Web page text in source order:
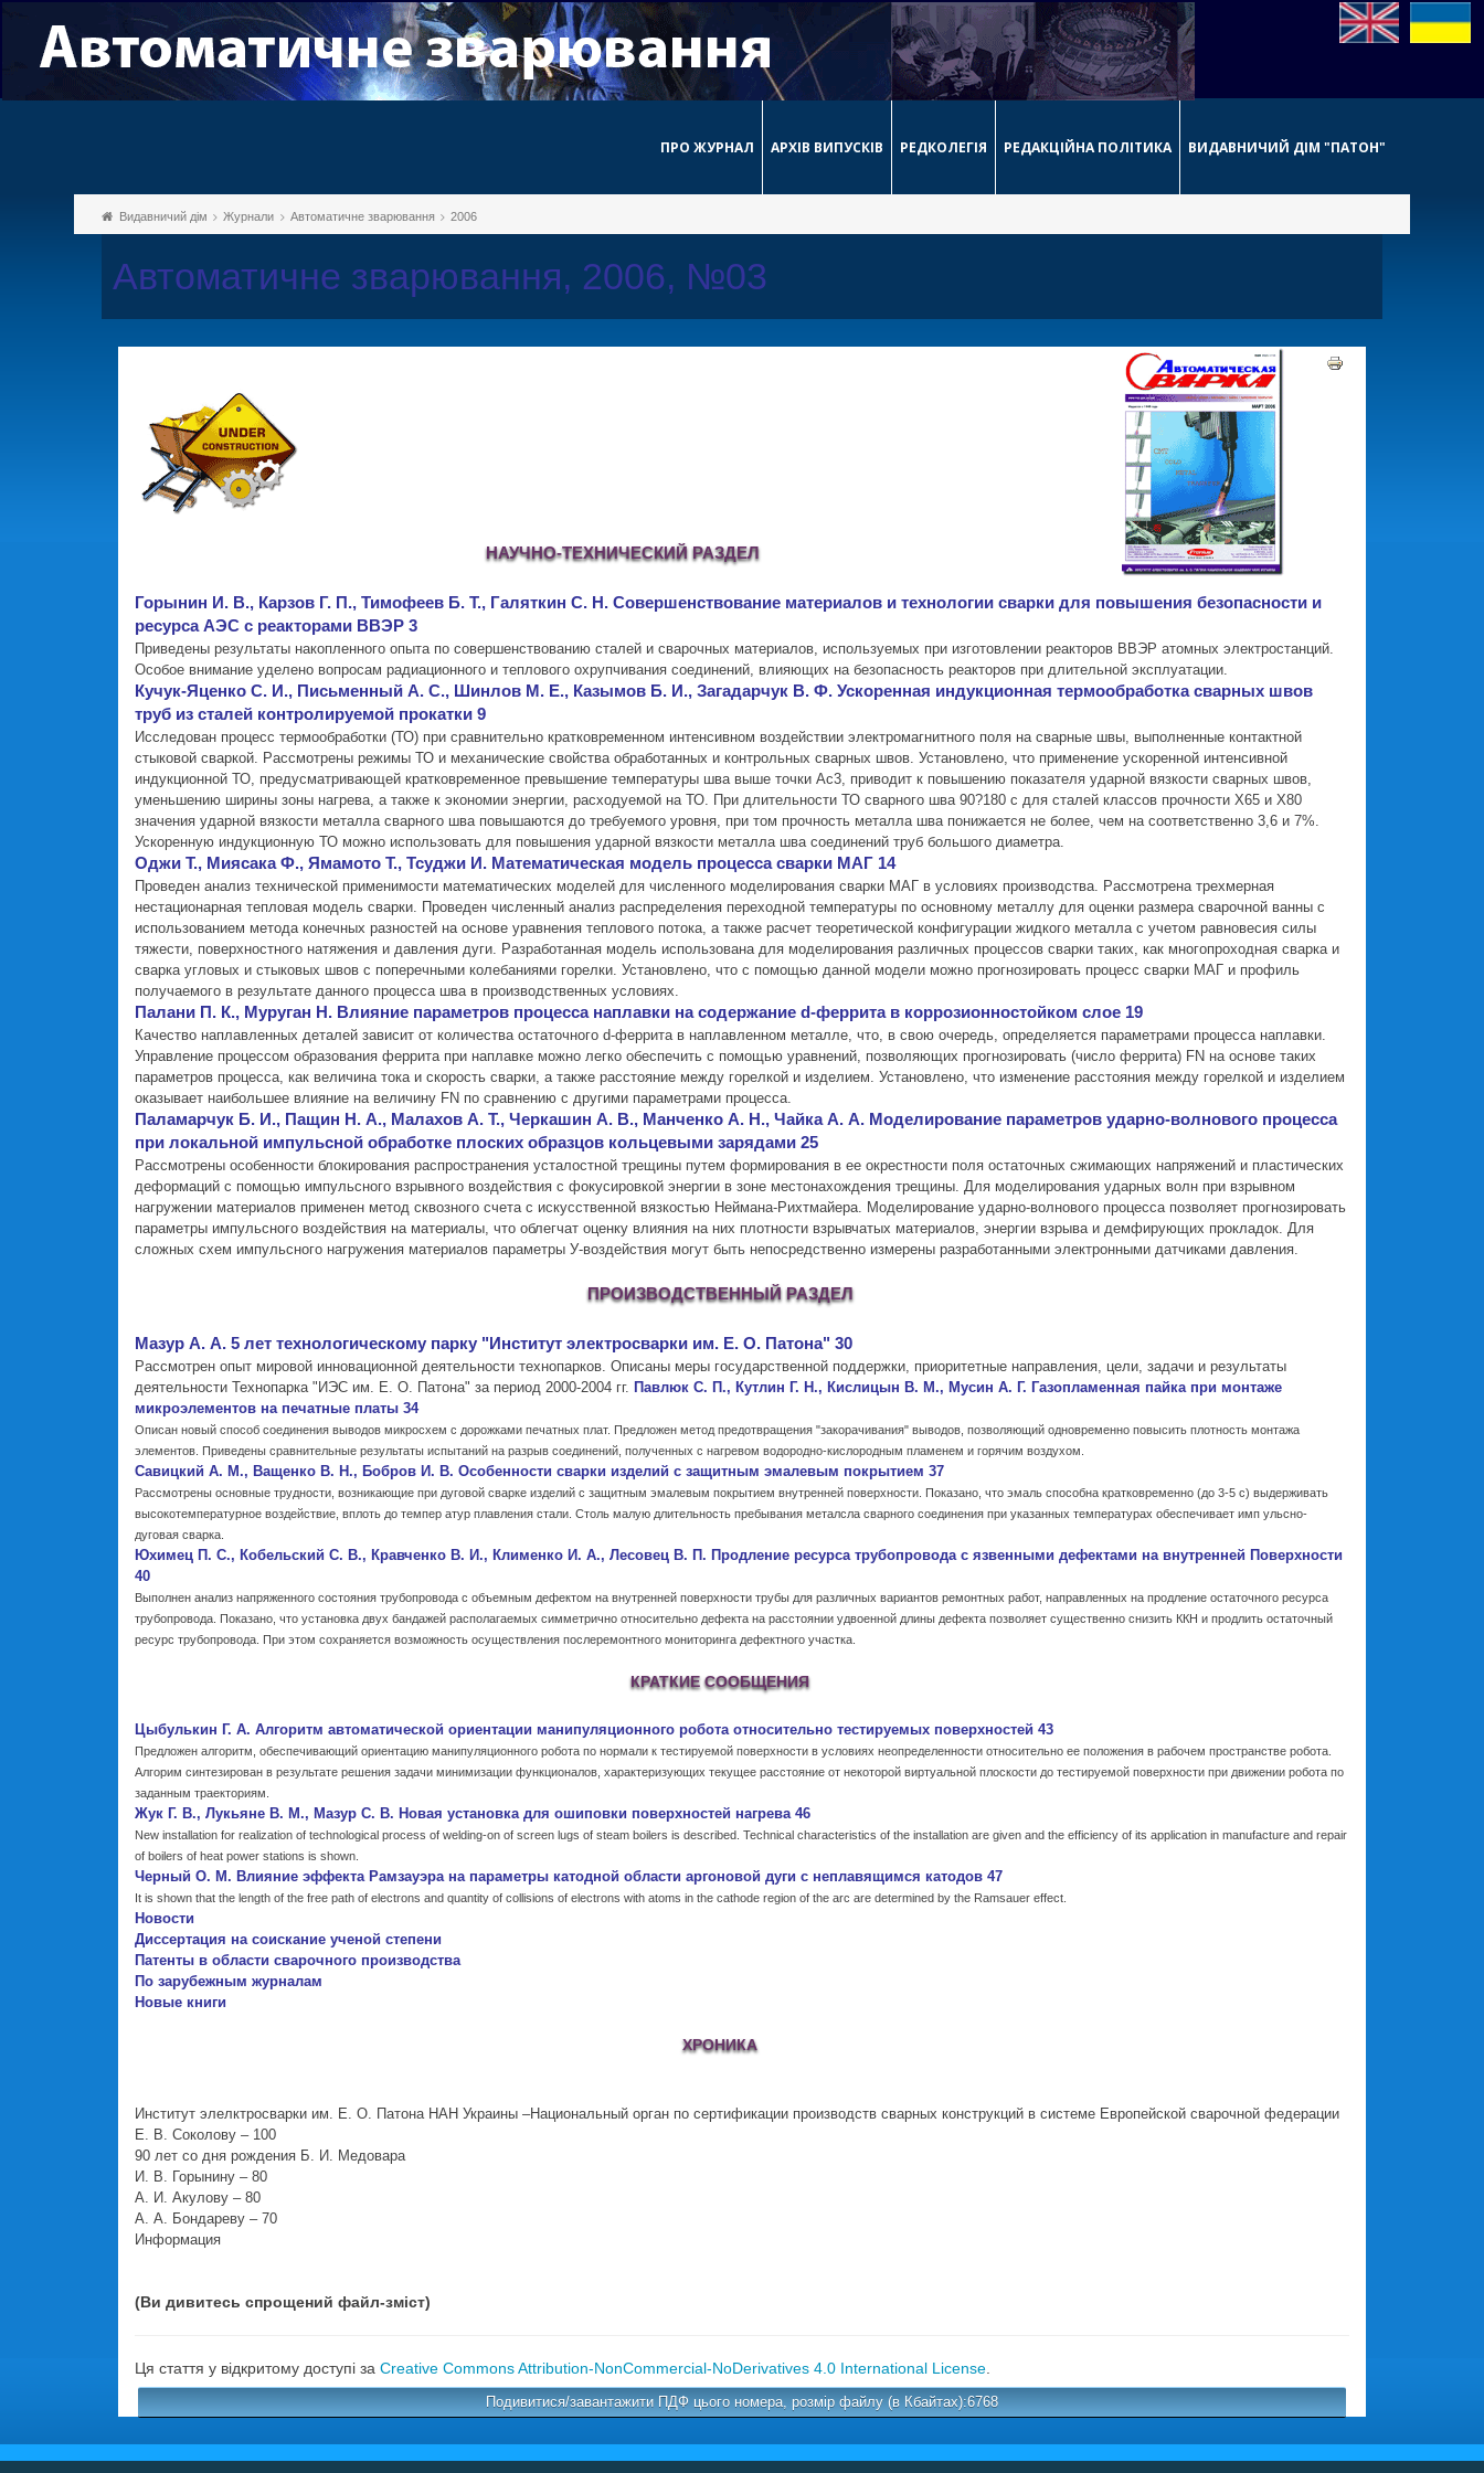
ПРО ЖУРНАЛ АРХІВ ВИПУСКІВ РЕДКОЛЕГІЯ РЕДАКЦІЙНА ПОЛІТИКА ВИДАВНИЧИЙ ДІМ "ПАТОН"
Видавничий дім Журнали Автоматичне зварювання 2006
Автоматичне зварювання, 2006, №03
НАУЧНО-ТЕХНИЧЕСКИЙ РАЗДЕЛ
Горынин И. В., Карзов Г. П., Тимофеев Б. Т., Галяткин С. Н. Совершенствование материалов и технологии сварки для повышения безопасности и
ресурса АЭС с реакторами ВВЭР 3
Приведены результаты накопленного опыта по совершенствованию сталей и сварочных материалов, используемых при изготовлении реакторов ВВЭР атомных электростанций.
Особое внимание уделено вопросам радиационного и теплового охрупчивания соединений, влияющих на безопасность реакторов при длительной эксплуатации.
Кучук-Яценко С. И., Письменный А. С., Шинлов М. Е., Казымов Б. И., Загадарчук В. Ф. Ускоренная индукционная термообработка сварных швов
труб из сталей контролируемой прокатки 9
Исследован процесс термообработки (ТО) при сравнительно кратковременном интенсивном воздействии электромагнитного поля на сварные швы, выполненные контактной
стыковой сваркой. Рассмотрены режимы ТО и механические свойства обработанных и контрольных сварных швов. Установлено, что применение ускоренной интенсивной
индукционной ТО, предусматривающей кратковременное превышение температуры шва выше точки Aс3, приводит к повышению показателя ударной вязкости сварных швов,
уменьшению ширины зоны нагрева, а также к экономии энергии, расходуемой на ТО. При длительности ТО сварного шва 90?180 с для сталей классов прочности Х65 и Х80
значения ударной вязкости металла сварного шва повышаются до требуемого уровня, при том прочность металла шва понижается не более, чем на соответственно 3,6 и 7%.
Ускоренную индукционную ТО можно использовать для повышения ударной вязкости металла шва соединений труб большого диаметра.
Оджи Т., Миясака Ф., Ямамото Т., Тсуджи И. Математическая модель процесса сварки МАГ 14
Проведен анализ технической применимости математических моделей для численного моделирования сварки МАГ в условиях производства. Рассмотрена трехмерная
нестационарная тепловая модель сварки. Проведен численный анализ распределения переходной температуры по основному металлу для оценки размера сварочной ванны с
использованием метода конечных разностей на основе уравнения теплового потока, а также расчет теоретической конфигурации жидкого металла с учетом равновесия силы
тяжести, поверхностного натяжения и давления дуги. Разработанная модель использована для моделирования различных процессов сварки таких, как многопроходная сварка и
сварка угловых и стыковых швов с поперечными колебаниями горелки. Установлено, что с помощью данной модели можно прогнозировать процесс сварки МАГ и профиль
получаемого в результате данного процесса шва в производственных условиях.
Палани П. К., Муруган Н. Влияние параметров процесса наплавки на содержание d-феррита в коррозионностойком слое 19
Качество наплавленных деталей зависит от количества остаточного d-феррита в наплавленном металле, что, в свою очередь, определяется параметрами процесса наплавки.
Управление процессом образования феррита при наплавке можно легко обеспечить с помощью уравнений, позволяющих прогнозировать (число феррита) FN на основе таких
параметров процесса, как величина тока и скорость сварки, а также расстояние между горелкой и изделием. Установлено, что изменение расстояния между горелкой и изделием
оказывает наибольшее влияние на величину FN по сравнению с другими параметрами процесса.
Паламарчук Б. И., Пащин Н. А., Малахов А. Т., Черкашин А. В., Манченко А. Н., Чайка А. А. Моделирование параметров ударно-волнового процесса
при локальной импульсной обработке плоских образцов кольцевыми зарядами 25
Рассмотрены особенности блокирования распространения усталостной трещины путем формирования в ее окрестности поля остаточных сжимающих напряжений и пластических
деформаций с помощью импульсного взрывного воздействия с фокусировкой энергии в зоне местонахождения трещины. Для моделирования ударных волн при взрывном
нагружении материалов применен метод сквозного счета с искусственной вязкостью Неймана-Рихтмайера. Моделирование ударно-волнового процесса позволяет прогнозировать
параметры импульсного воздействия на материалы, что облегчат оценку влияния на них плотности взрывчатых материалов, энергии взрыва и демфирующих прокладок. Для
сложных схем импульсного нагружения материалов параметры У-воздействия могут быть непосредственно измерены разработанными электронными датчиками давления.
ПРОИЗВОДСТВЕННЫЙ РАЗДЕЛ
Мазур А. А. 5 лет технологическому парку "Институт электросварки им. Е. О. Патона" 30
Рассмотрен опыт мировой инновационной деятельности технопарков. Описаны меры государственной поддержки, приоритетные направления, цели, задачи и результаты
деятельности Технопарка "ИЭС им. Е. О. Патона" за период 2000-2004 гг. Павлюк С. П., Кутлин Г. Н., Кислицын В. М., Мусин А. Г. Газопламенная пайка при монтаже
микроэлементов на печатные платы 34
Описан новый способ соединения выводов микросхем с дорожками печатных плат. Предложен метод предотвращения "закорачивания" выводов, позволяющий одновременно повысить плотность монтажа
элементов. Приведены сравнительные результаты испытаний на разрыв соединений, полученных с нагревом водородно-кислородным пламенем и горячим воздухом.
Савицкий А. М., Ващенко В. Н., Бобров И. В. Особенности сварки изделий с защитным эмалевым покрытием 37
Рассмотрены основные трудности, возникающие при дуговой сварке изделий с защитным эмалевым покрытием внутренней поверхности. Показано, что эмаль способна кратковременно (до 3-5 с) выдерживать
высокотемпературное воздействие, вплоть до темпер атур плавления стали. Столь малую длительность пребывания металсла сварного соединения при указанных температурах обеспечивает имп ульсно-
дуговая сварка.
Юхимец П. С., Кобельский С. В., Кравченко В. И., Клименко И. А., Лесовец В. П. Продление ресурса трубопровода с язвенными дефектами на внутренней Поверхности
40
Выполнен анализ напряженного состояния трубопровода с объемным дефектом на внутренней поверхности трубы для различных вариантов ремонтных работ, направленных на продление остаточного ресурса
трубопровода. Показано, что установка двух бандажей располагаемых симметрично относительно дефекта на расстоянии удвоенной длины дефекта позволяет существенно снизить ККН и продлить остаточный
ресурс трубопровода. При этом сохраняется возможность осуществления послеремонтного мониторинга дефектного участка.
КРАТКИЕ СООБЩЕНИЯ
Цыбулькин Г. А. Алгоритм автоматической ориентации манипуляционного робота относительно тестируемых поверхностей 43
Предложен алгоритм, обеспечивающий ориентацию манипуляционного робота по нормали к тестируемой поверхности в условиях неопределенности относительно ее положения в рабочем пространстве робота.
Алгорим синтезирован в результате решения задачи минимизации функционалов, характеризующих текущее расстояние от некоторой виртуальной плоскости до тестируемой поверхности при движении робота по
заданным траекториям.
Жук Г. В., Лукьяне В. М., Мазур С. В. Новая установка для ошиповки поверхностей нагрева 46
New installation for realization of technological process of welding-on of screen lugs of steam boilers is described. Technical characteristics of the installation are given and the efficiency of its application in manufacture and repair
of boilers of heat power stations is shown.
Черный О. М. Влияние эффекта Рамзауэра на параметры катодной области аргоновой дуги с неплавящимся катодов 47
It is shown that the length of the free path of electrons and quantity of collisions of electrons with atoms in the cathode region of the arc are determined by the Ramsauer effect.
Новости
Диссертация на соискание ученой степени
Патенты в области сварочного производства
По зарубежным журналам
Новые книги
ХРОНИКА
Институт элелктросварки им. Е. О. Патона НАН Украины –Национальный орган по сертификации производств сварных конструкций в системе Европейской сварочной федерации
Е. В. Соколову – 100
90 лет со дня рождения Б. И. Медовара
И. В. Горынину – 80
А. И. Акулову – 80
А. А. Бондареву – 70
Информация
(Ви дивитесь спрощений файл-зміст)
Ця стаття у відкритому доступі за Creative Commons Attribution-NonCommercial-NoDerivatives 4.0 International License
Подивитися/завантажити ПДФ цього номера, розмір файлу (в Кбайтах):6768